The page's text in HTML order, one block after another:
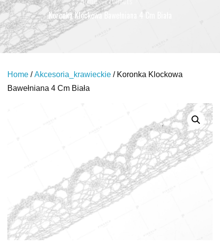
Koronka Klockowa Bawełniana 4 Cm Biała
Home /Akcesoria_krawieckie / Koronka Klockowa
Bawełniana 4 Cm Biała